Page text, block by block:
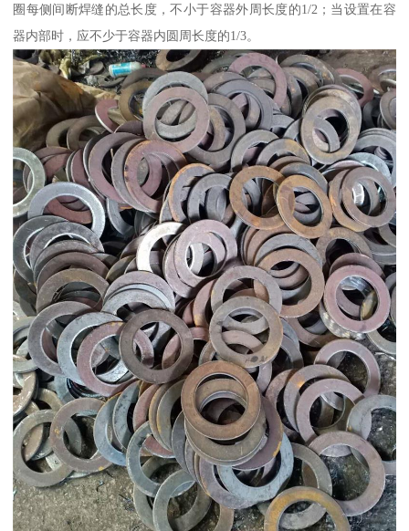
圈每侧间断焊缝的总长度，不小于容器外周长度的1/2；当设置在容
器内部时，应不少于容器内圆周长度的1/3。